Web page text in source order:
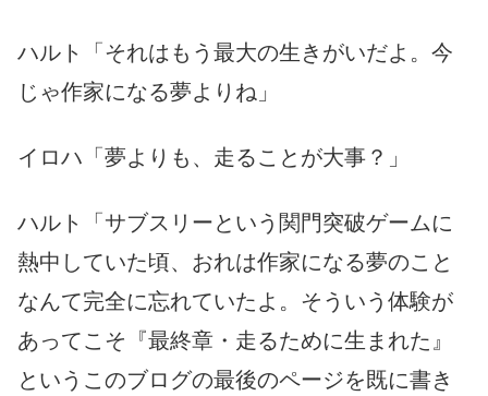
ハルト「それはもう最大の生きがいだよ。今
じゃ作家になる夢よりね」
イロハ「夢よりも、走ることが大事？」
ハルト「サブスリーという関門突破ゲームに
熱中していた頃、おれは作家になる夢のこと
なんて完全に忘れていたよ。そういう体験が
あってこそ『最終章・走るために生まれた』
というこのブログの最後のページを既に書き